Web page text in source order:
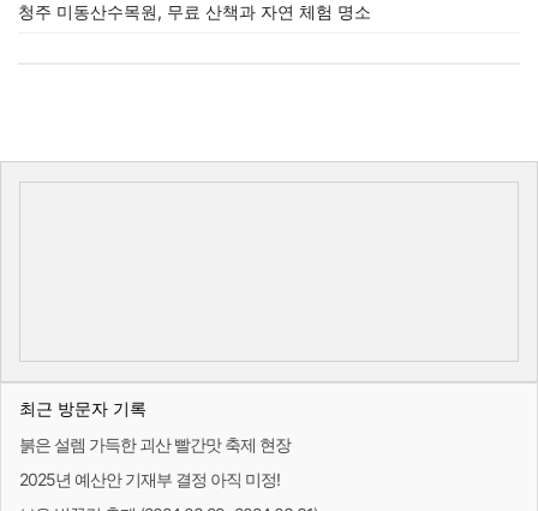
청주 미동산수목원, 무료 산책과 자연 체험 명소
최근 방문자 기록
붉은 설렘 가득한 괴산 빨간맛 축제 현장
2025년 예산안 기재부 결정 아직 미정!